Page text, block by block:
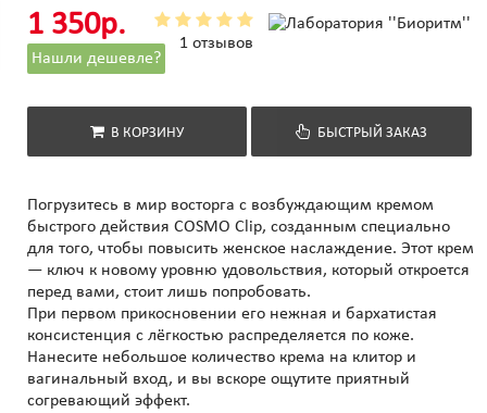
1 отзывов
1 350р.
Нашли дешевле?
В КОРЗИНУ БЫСТРЫЙ ЗАКАЗ
Погрузитесь в мир восторга с возбуждающим кремом
быстрого действия COSMO Clip, созданным специально
для того, чтобы повысить женское наслаждение. Этот крем
— ключ к новому уровню удовольствия, который откроется
перед вами, стоит лишь попробовать.
При первом прикосновении его нежная и бархатистая
консистенция с лёгкостью распределяется по коже.
Нанесите небольшое количество крема на клитор и
вагинальный вход, и вы вскоре ощутите приятный
согревающий эффект.